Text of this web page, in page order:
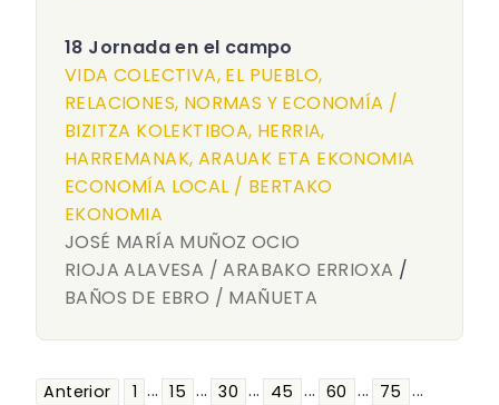
18 Jornada en el campo
VIDA COLECTIVA, EL PUEBLO,
RELACIONES, NORMAS Y ECONOMÍA /
BIZITZA KOLEKTIBOA, HERRIA,
HARREMANAK, ARAUAK ETA EKONOMIA
ECONOMÍA LOCAL / BERTAKO
EKONOMIA
JOSÉ MARÍA MUÑOZ OCIO
RIOJA ALAVESA / ARABAKO ERRIOXA /
BAÑOS DE EBRO / MAÑUETA
Anterior 1 ... 15 ... 30 ... 45 ... 60 ... 75 ...